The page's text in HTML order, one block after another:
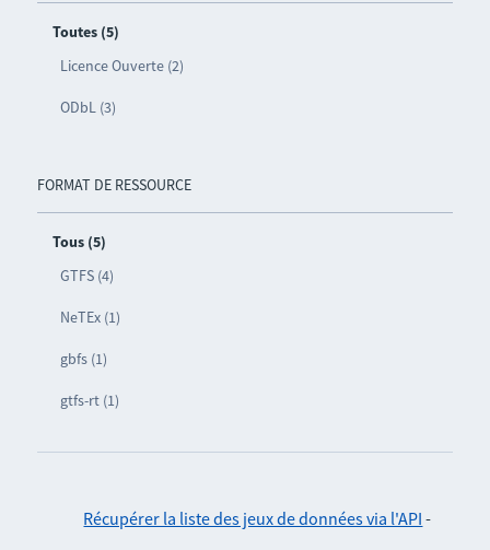
Toutes (5)
Licence Ouverte (2)
ODbL (3)
FORMAT DE RESSOURCE
Tous (5)
GTFS (4)
NeTEx (1)
gbfs (1)
gtfs-rt (1)
Récupérer la liste des jeux de données via l'API -